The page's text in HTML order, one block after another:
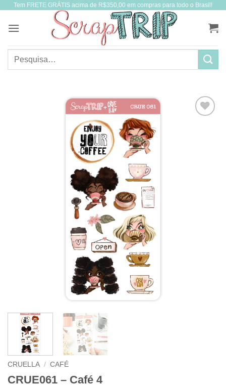
Skip
content
Tem FRETE GRÁTIS acima de R$350,00 em compras para todo o Brasil!
Pesquisar
CRUELLA / CAFÉ
CRUE061 – Café 4